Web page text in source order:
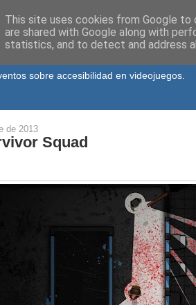
sobre accesibilidad en videojuegos.
de 2013
Squad
This site uses cookies from Google to
are shared with Google along with
statistics, and to detect and address